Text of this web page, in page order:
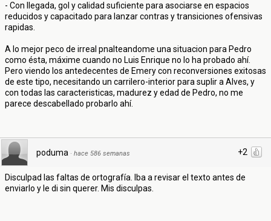
- Con llegada, gol y calidad suficiente para asociarse en espacios
reducidos y capacitado para lanzar contras y transiciones ofensivas
rapidas.
A lo mejor peco de irreal pnalteandome una situacion para Pedro
como ésta, máxime cuando no Luis Enrique no lo ha probado ahí.
Pero viendo los antedecentes de Emery con reconversiones exitosas
de este tipo, necesitando un carrilero-interior para suplir a Alves, y
con todas las caracteristicas, madurez y edad de Pedro, no me
parece descabellado probarlo ahí.
+2
poduma · hace 586 semanas
Disculpad las faltas de ortografía. Iba a revisar el texto antes de
enviarlo y le di sin querer. Mis disculpas.